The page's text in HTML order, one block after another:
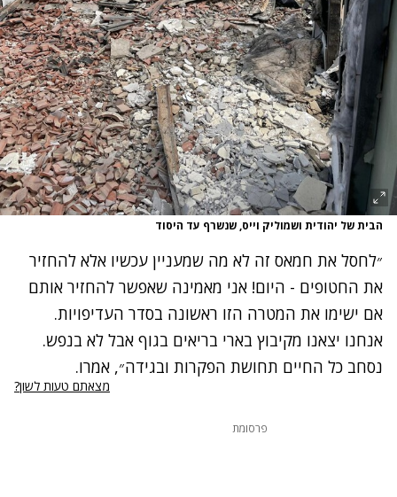
הבית של יהודית ושמוליק וייס, שנשרף עד היסוד
״לחסל את חמאס זה לא מה שמעניין עכשיו אלא להחזיר
את החטופים - היום! אני מאמינה שאפשר להחזיר אותם
אם ישימו את המטרה הזו ראשונה בסדר העדיפויות.
אנחנו יצאנו מקיבוץ בארי בריאים בגוף אבל לא בנפש.
נסחב כל החיים תחושת הפקרות ובגידה״, אמרו.
מצאתם טעות לשון?
פרסומת